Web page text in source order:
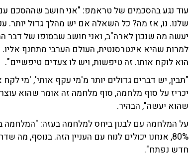
עוד נגע בהסכמים של טראמפ: "אני חושב שההסכם
שלנו. נו, אז מה? כל השאלה אם יש מהלך גדול
יעשה מה שנכון לארה"ב, ואני חושב שבסופו של
למרות שהיא אינטרסנטית, העולם הערבי מתחנף אליו.
הוא לוקח אותו. זה טיפשות, ויש לו צעדים טיפשיים".
"תבין, יש דברים גדולים יותר מ'מי עקף אותי', 'מי
יכריז על סוף מלחמה, סוף מלחמה זה אומר שהוא
שהוא יעשה", הבהיר.
על המלחמה עם לבנון ביחס למלחמה בעזה: "המלחמה
80%, אנחנו יכולים לנוח עם העניין הזה. בנוסף,
חדש נפתח".